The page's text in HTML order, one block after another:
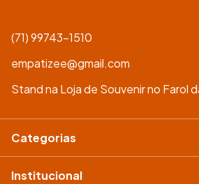
(71) 99743-1510
empatizee@gmail.com
Stand na Loja de Souvenir no Farol
Categorias
Institucional